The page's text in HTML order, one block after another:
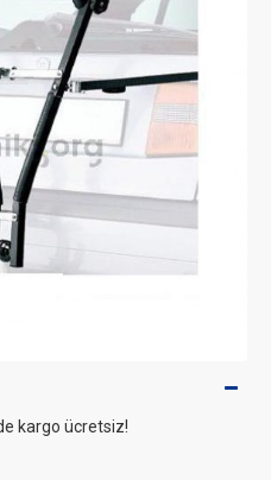
kargo ücretsiz!